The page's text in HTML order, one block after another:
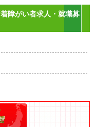
障がい者求人・就職募